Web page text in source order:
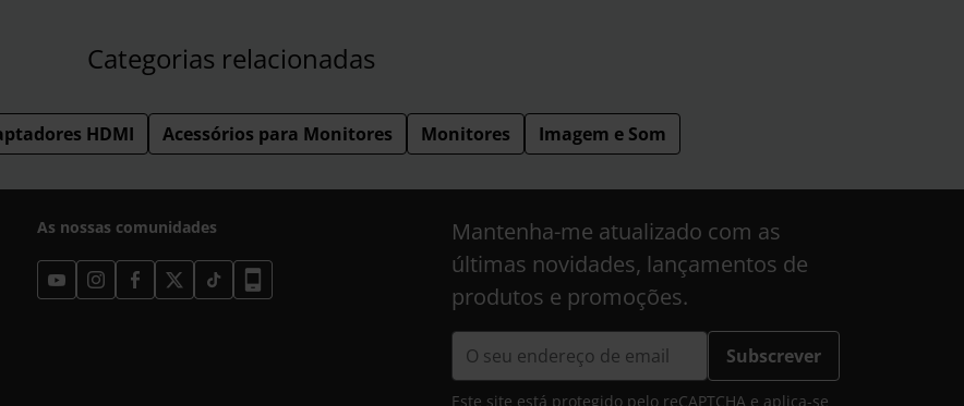
Categorias relacionadas
HDMI Acessórios para Monitores Monitores Imagem e Som
As nossas comunidades
Mantenha-me atualizado com as
últimas novidades, lançamentos de
produtos e promoções.
Subscrever
Este site está protegido pelo reCAPTCHA e aplica-se